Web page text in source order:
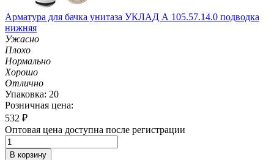
Арматура для бачка унитаза УКЛАД А 105.57.14.0 подводка
нижняя
Ужасно
Плохо
Нормально
Хорошо
Отлично
Упаковка: 20
Розничная цена:
532 ₽
Оптовая цена доступна после регистрации
В корзину